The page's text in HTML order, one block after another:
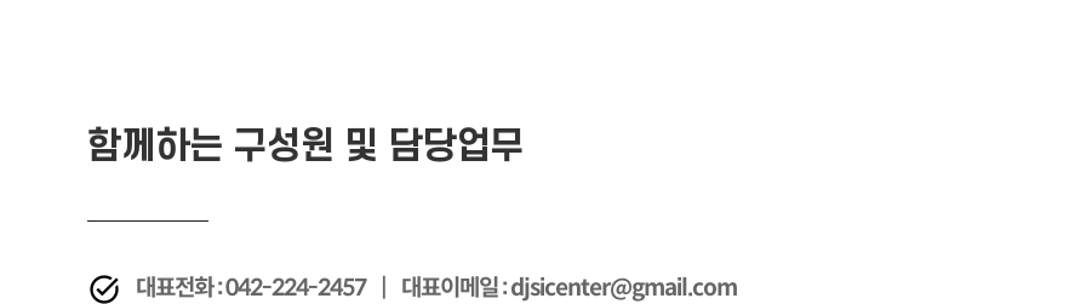
함께하는 구성원 및 담당업무
대표전화 : 042-224-2457 | 대표이메일 : djsicenter@gmail.com